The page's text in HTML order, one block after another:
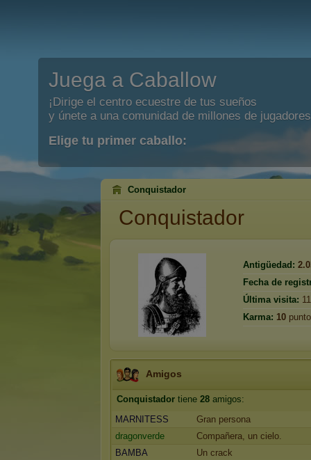
Juega a Caballow
¡Dirige el centro ecuestre de tus sueños
y únete a una comunidad de millones de
Elige tu primer caballo:
Conquistador
Conquistador
Antigüedad:
Fecha de
Última visita:
Karma: 10
Amigos
Conquistador tiene 28 amigos:
MARNITESS
Gran persona
dragonverde
Compañera, un cielo.
BAMBA
Un crack